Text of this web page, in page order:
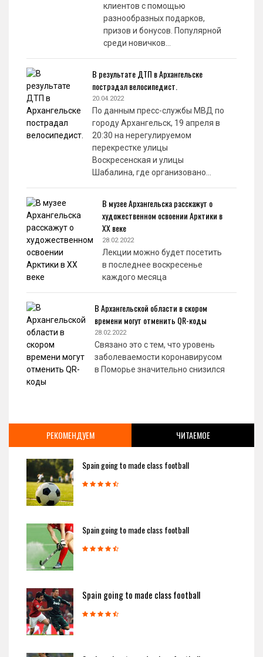
клиентов с помощью
разнообразных подарков,
призов и бонусов. Популярной
среди новичков…
В результате ДТП в Архангельске
пострадал велосипедист.
20.04.2022
По данным пресс-службы МВД по
городу Архангельск, 19 апреля в
20:30 на нерегулируемом
перекрестке улицы
Воскресенская и улицы
Шабалина, где организовано…
В музее Архангельска расскажут о
художественном освоении Арктики в
XX веке
28.02.2022
Лекции можно будет посетить
в последнее воскресенье
каждого месяца
В Архангельской области в скором
времени могут отменить QR-коды
28.02.2022
Связано это с тем, что уровень
заболеваемости коронавирусом
в Поморье значительно снизился
РЕКОМЕНДУЕМ ЧИТАЕМОЕ
Spain going to made class football
Spain going to made class football
Spain going to made class football